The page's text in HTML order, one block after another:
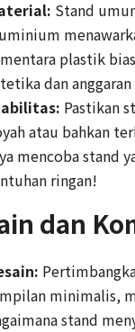
Stand
plastik
dan anggaran
Pastikan
atau bahkan
mencoba stand
ringan!
dan
minimalis,
stand